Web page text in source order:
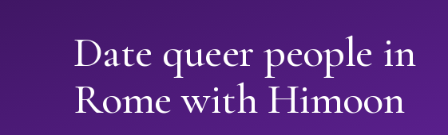
Date queer people in
Rome with Himoon